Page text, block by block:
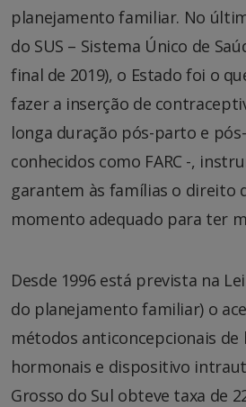
planejamento familiar. No
do SUS – Sistema Único de
final de 2019), o Estado foi o
fazer a inserção de
longa duração pós-parto e
conhecidos como FARC -,
garantem às famílias o direito
momento adequado para ter
Desde 1996 está prevista na
do planejamento familiar) o
métodos anticoncepcionais de
hormonais e dispositivo
Grosso do Sul obteve taxa de